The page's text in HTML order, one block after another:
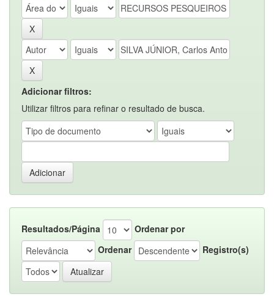
Adicionar filtros:
Utilizar filtros para refinar o resultado de busca.
Resultados/Página
Ordenar por
Ordenar
Registro(s)